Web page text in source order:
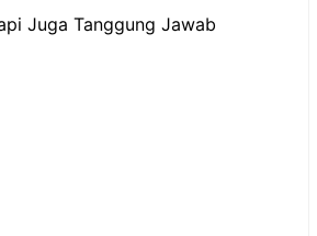
Juga Tanggung Jawab